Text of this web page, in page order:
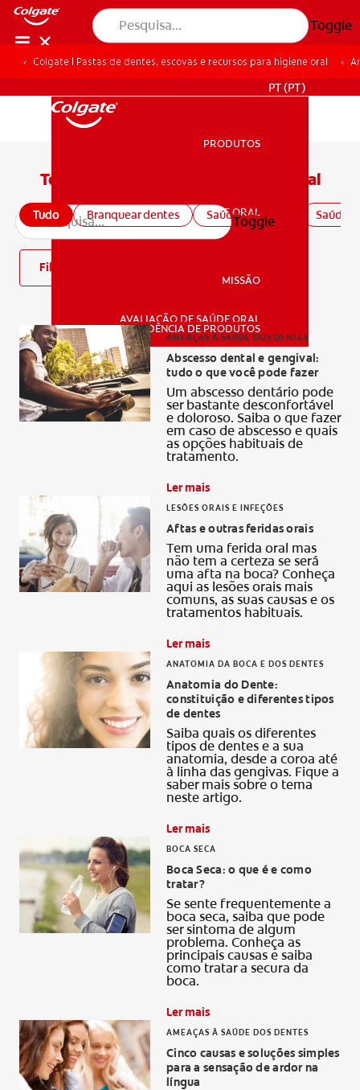
Toggle
SAÚDE ORAL
AVALIAÇÃO DE SAÚDE ORAL
CORRESPONDÊNCIA DE PRODUTOS
PT (PT)
PRODUTOS
SAÚDE ORAL
MISSÃO
AVALIAÇÃO DE SAÚDE ORAL
CORRESPONDÊNCIA DE PRODUTOS
Toggle
Colgate | Pastas de dentes, escovas e recursos para higiene oral
Todos os conteúdos sobre saúde oral
Tudo Branquear dentes Saúde gengival Saúde
Filtro
AMEAÇAS À SAÚDE DOS DENTES
Abscesso dental e gengival:
tudo o que você pode fazer
Um abscesso dentário pode
ser bastante desconfortável
e doloroso. Saiba o que fazer
em caso de abscesso e quais
as opções habituais de
tratamento.
Ler mais
LESÕES ORAIS E INFEÇÕES
Aftas e outras feridas orais
Tem uma ferida oral mas
não tem a certeza se será
uma afta na boca? Conheça
aqui as lesões orais mais
comuns, as suas causas e os
tratamentos habituais.
Ler mais
ANATOMIA DA BOCA E DOS DENTES
Anatomia do Dente:
constituição e diferentes tipos
de dentes
Saiba quais os diferentes
tipos de dentes e a sua
anatomia, desde a coroa até
à linha das gengivas. Fique a
saber mais sobre o tema
neste artigo.
Ler mais
BOCA SECA
Boca Seca: o que é e como
tratar?
Se sente frequentemente a
boca seca, saiba que pode
ser sintoma de algum
problema. Conheça as
principais causas e saiba
como tratar a secura da
boca.
Ler mais
AMEAÇAS À SAÚDE DOS DENTES
Cinco causas e soluções simples
para a sensação de ardor na
língua